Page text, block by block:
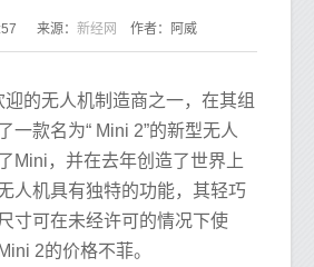
来源： 新经网 作者：阿威
的无人机制造商之一，在其组
一款名为“ Mini 2”的新型无人
Mini，并在去年创造了世界上
人机具有独特的功能，其轻巧
寸可在未经许可的情况下使
2的价格不菲。